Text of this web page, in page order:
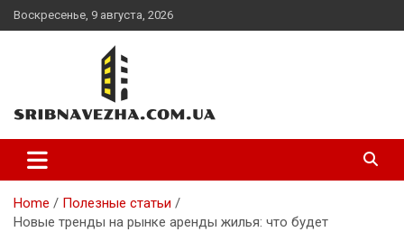
Skip
to
Воскресенье, 9 августа, 2026
sribnavezha.com.ua
Home
Полезные статьи
Новые тренды на рынке аренды жилья: что будет